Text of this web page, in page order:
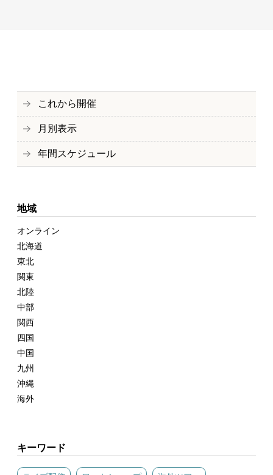
これから開催
月別表示
年間スケジュール
地域
オンライン
北海道
東北
関東
北陸
中部
関西
四国
中国
九州
沖縄
海外
キーワード